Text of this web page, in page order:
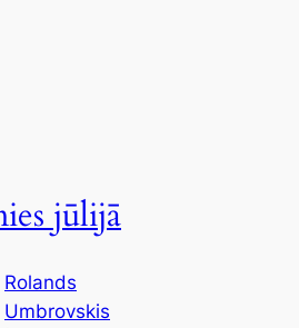
jūlijā
Rolands
Umbrovskis